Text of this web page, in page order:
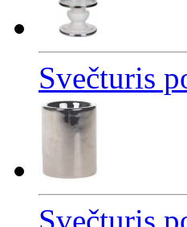
Svečturis
Svečturis